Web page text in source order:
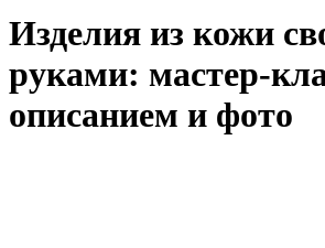
Изделия из кожи
руками: мастер-
описанием и фото